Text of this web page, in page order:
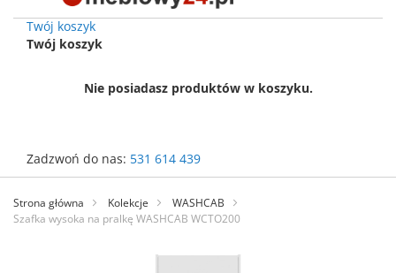
Twój koszyk
Twój koszyk
Nie posiadasz produktów w koszyku.
Zadzwoń do nas: 531 614 439
Przejdź
treści
Strona główna Kolekcje
WASHCAB
Szafka wysoka na pralkę WASHCAB WCTO200